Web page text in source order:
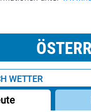
WETTER